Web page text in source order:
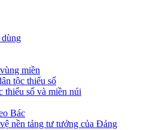
miền
tộc thiểu số
thiểu số và miền núi
Bác
nền tảng tư tưởng của Đảng